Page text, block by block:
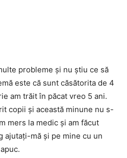
probleme şi nu ştiu ce să
este că sunt căsătorita de 4
am trăit în păcat vreo 5 ani.
copii şi această minune nu s-
mers la medic şi am făcut
ajutaţi-mă şi pe mine cu un